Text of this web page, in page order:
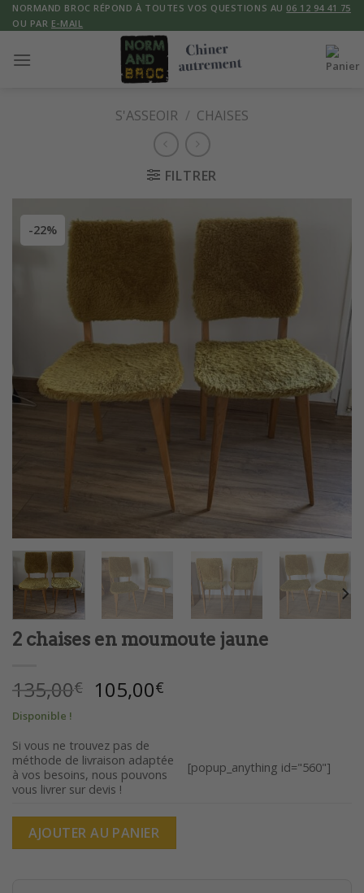
Skip
to
NORMAND BROC RÉPOND À TOUTES VOS QUESTIONS AU 06 12 94 41 75
OU PAR E-MAIL
S'ASSEOIR / CHAISES
FILTRER
-22%
2 chaises en moumoute jaune
135,00€ Le
prix
était :
135,00€.
105,00€
105,00€.
Disponible !
Si vous ne trouvez pas de
méthode de livraison adaptée
à vos besoins, nous pouvons
vous livrer sur devis !
[popup_anything id="560"]
AJOUTER AU PANIER